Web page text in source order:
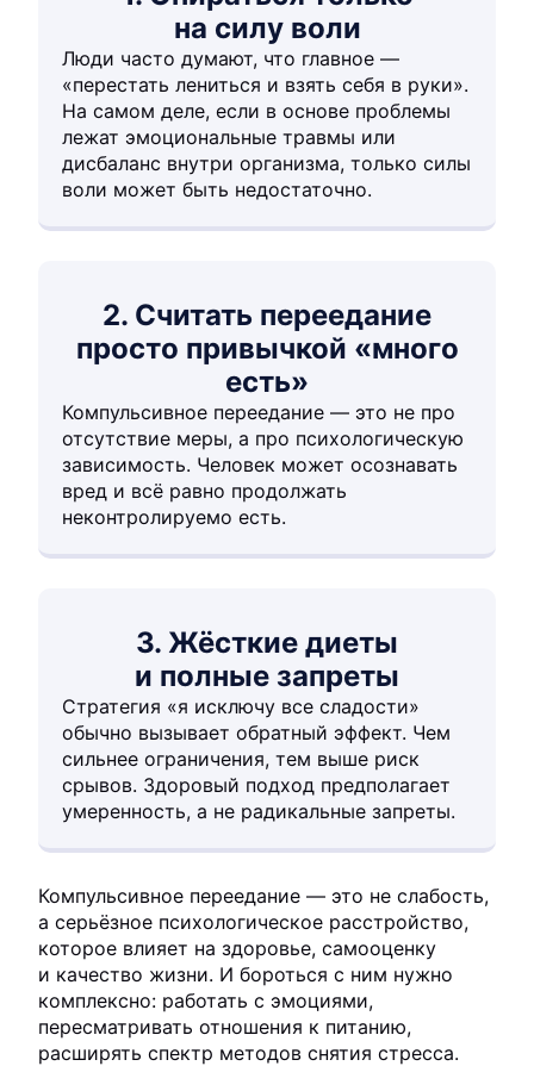
на силу воли
Люди часто думают, что главное —
«перестать лениться и взять себя в руки».
На самом деле, если в основе проблемы
лежат эмоциональные травмы или
дисбаланс внутри организма, только силы
воли может быть недостаточно.
2. Считать переедание
просто привычкой «много
есть»
Компульсивное переедание — это не про
отсутствие меры, а про психологическую
зависимость. Человек может осознавать
вред и всё равно продолжать
неконтролируемо есть.
3. Жёсткие диеты
и полные запреты
Стратегия «я исключу все сладости»
обычно вызывает обратный эффект. Чем
сильнее ограничения, тем выше риск
срывов. Здоровый подход предполагает
умеренность, а не радикальные запреты.
Компульсивное переедание — это не слабость,
а серьёзное психологическое расстройство,
которое влияет на здоровье, самооценку
и качество жизни. И бороться с ним нужно
комплексно: работать с эмоциями,
пересматривать отношения к питанию,
расширять спектр методов снятия стресса.